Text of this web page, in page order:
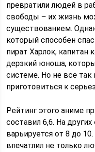
превратили людей в
свободы – их жизнь
существованием.
который способен
пират Харлок, капитан
дерзкий юноша,
системе. Но не все
приготовиться к
Рейтинг этого аниме
составил 6,6. На других
варьируется от 8 до
впечатлил не только